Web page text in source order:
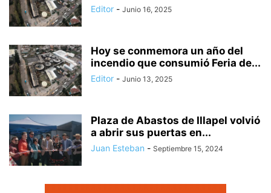
Editor - Junio 16, 2025
Hoy se conmemora un año del
incendio que consumió Feria de...
Editor - Junio 13, 2025
Plaza de Abastos de Illapel volvió
a abrir sus puertas en...
Juan Esteban - Septiembre 15, 2024